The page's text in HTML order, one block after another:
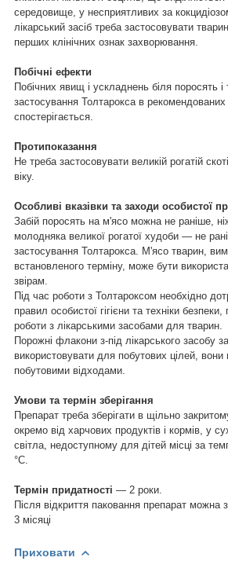
середовище, у несприятливих за
лікарський засіб треба застосовувати
перших клінічних ознак захворювання.
Побічні ефекти
Побічних явищ і ускладнень біля поросять і
застосування Толтарокса в
спостерігається.
Протипоказання
Не треба застосовувати великій рогатій
віку.
Особливі вказівки та заходи особистої
Забій поросять на м'ясо можна не раніше,
молодняка великої рогатої худоби — не
застосування Толтарокса. М'ясо тварин,
встановленого терміну, може бути
звірам.
Під час роботи з Толтароксом необхідно
правил особистої гігієни та техніки
роботи з лікарськими засобами для тварин.
Порожні флакони з-під лікарського засобу
використовувати для побутових цілей, вони
побутовими відходами.
Умови та термін зберігання
Препарат треба зберігати в щільно
окремо від харчових продуктів і кормів, у
світла, недоступному для дітей місці за
°C.
Термін придатності ― 2 роки.
Після відкриття паковання препарат можна
3 місяці
Приховати